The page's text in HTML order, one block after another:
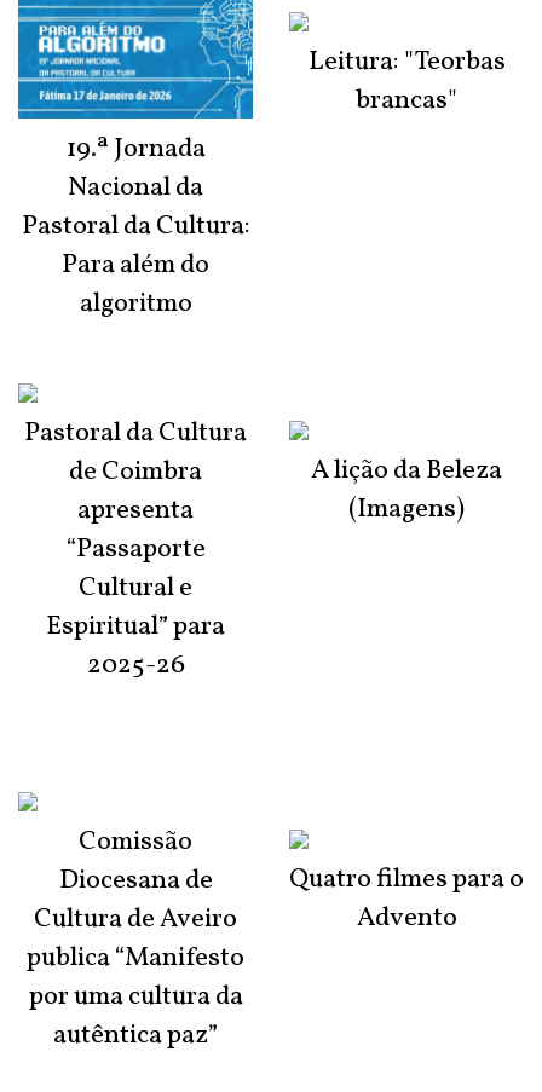
19.ª Jornada
Nacional da
Pastoral da Cultura:
Para além do
algoritmo
Pastoral da Cultura
de Coimbra
apresenta
“Passaporte
Cultural e
Espiritual” para
2025-26
Comissão
Diocesana de
Cultura de Aveiro
publica “Manifesto
por uma cultura da
autêntica paz”
Leitura: "Teorbas
brancas"
A lição da Beleza
(Imagens)
Quatro filmes para o
Advento